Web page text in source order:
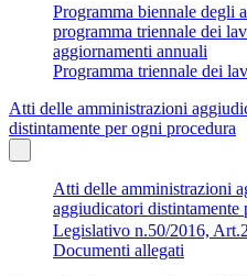
Programma biennale degli
programma triennale dei
aggiornamenti annuali
Programma triennale dei
Atti delle amministrazioni
distintamente per ogni procedura
Atti delle amministrazioni
aggiudicatori distintamente
Legislativo n.50/2016,
Documenti allegati